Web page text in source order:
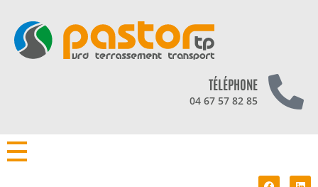
TÉLÉPHONE
04 67 57 82 85